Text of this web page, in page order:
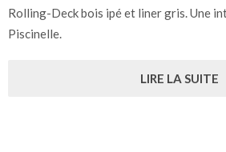
Rolling-Deck bois ipé et liner gris. Une
Piscinelle.
LIRE LA SUITE